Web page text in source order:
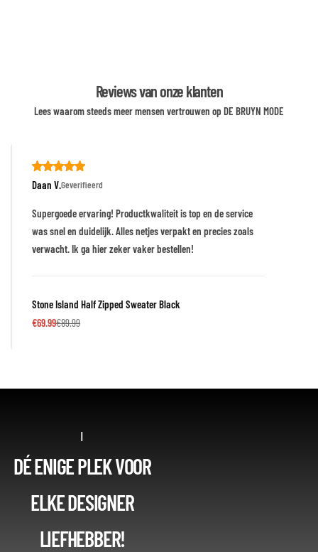
Reviews van onze klanten
Lees waarom steeds meer mensen vertrouwen op DE BRUYN MODE
Daan V.Geverifieerd
Supergoede ervaring! Productkwaliteit is top en de service
was snel en duidelijk. Alles netjes verpakt en precies zoals
verwacht. Ik ga hier zeker vaker bestellen!
Stone Island Half Zipped Sweater Black
€89.99
€69.99
|
DÉ ENIGE PLEK VOOR
ELKE DESIGNER
LIEFHEBBER!